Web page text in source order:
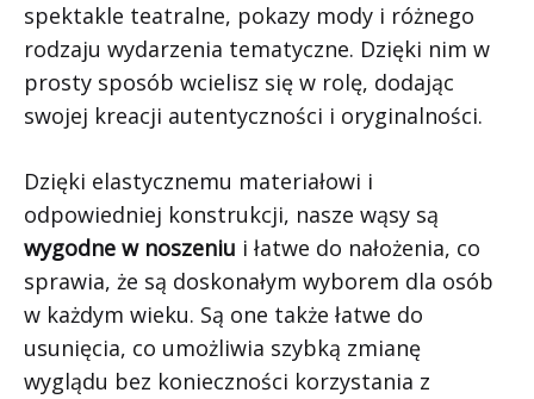
spektakle teatralne, pokazy mody i różnego
rodzaju wydarzenia tematyczne. Dzięki nim w
prosty sposób wcielisz się w rolę, dodając
swojej kreacji autentyczności i oryginalności.
Dzięki elastycznemu materiałowi i
odpowiedniej konstrukcji, nasze wąsy są
wygodne w noszeniu i łatwe do nałożenia, co
sprawia, że są doskonałym wyborem dla osób
w każdym wieku. Są one także łatwe do
usunięcia, co umożliwia szybką zmianę
wyglądu bez konieczności korzystania z